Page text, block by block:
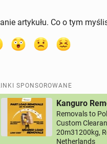
artykułu. Co o tym
SPONSOROWANE
Kanguro
Removals to
Custom
20m31200kg,
Netherlands